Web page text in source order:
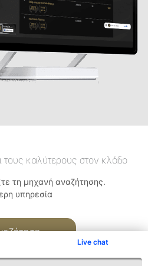
Live chat
τους καλύτερους στον κλάδο
τη μηχανή αναζήτησης.
υπηρεσία